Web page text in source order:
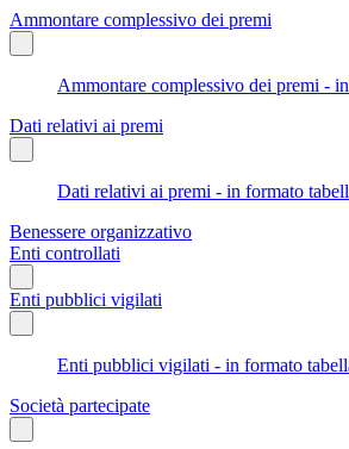
Ammontare complessivo dei premi
Ammontare complessivo dei premi -
Dati relativi ai premi
Dati relativi ai premi - in formato
Benessere organizzativo
Enti controllati
Enti pubblici vigilati
Enti pubblici vigilati - in formato
Società partecipate